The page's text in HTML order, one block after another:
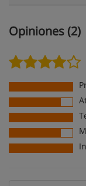
Opiniones (2)